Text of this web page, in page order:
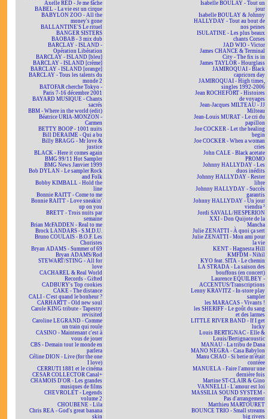
Axelle RED - Je me fâche
BABEL - La vie est un cirque
BABYLON ZOO - All the
money's gone
BALLANTINE'S Le rituel
BANGER SISTERS
BAOBAB - 3 mix dub
BARCLAY - ISLAND -
Opération Libération
BARCLAY - ISLAND [bleu]
BARCLAY - ISLAND [crème]
BARCLAY - ISLAND [orange]
BARCLAY - Tous les talents du
monde 2
BATOFAR cherche Tokyo -
Paris 7-16 décembre 2001
BAYARD MUSIQUE - Chants
sacrés
BBM - Where in the world (edit)
Béatrice URIA-MONZON -
Carmen
BETTY BOOP - 1001 nuits
Bill DERAIME - Qui a bu
Billy BRAGG - Mr love &
justice
BLACK - Here it comes again
BMG 99/11 Hot Sampler
BMG News Janvier 1999
Bob DYLAN - Le sampler Rock
and Folk
Bobby KIMBALL - Hold the
line
Bonnie RAITT - Come to me
Bonnie RAITT - Love sneakin'
up on you
BRETT - Trois nuits par
semaine
Brian McFADDEN - Real to me
Brock LANDARS - S.M.D.U.
Bruno COULAIS - B.O.F. Les
Choristes
Bryan ADAMS - Summer of 69
Bryan ADAMS/Rod
STEWART/STING - All for
love
CACHAREL & Real World
Records - Gifted
CADBURY's Top cookies
CAKE - The distance
CALI - C'est quand le bonheur ?
CARHARTT - Old new soul
Carole KING tribute - Tapestry
revisited
Caroline LEGRAND - Comme
un train qui roule
CASINO - Maintenant c'est à
vous de jouer
CBS - Demain tout le monde en
parlera
Céline DION - Live (for the one
I love)
CERRUTI 1881 et le cinéma
CESAR COLLECTOR Canal+
CHAMOIS D'OR - Les grandes
musiques de films
CHEVROLET - Legends
volume 2
CHOUBENE - Lila
Chris REA - God's great banana
skin
Isabelle BOULAY - Tout un
jour
Isabelle BOULAY & Johnny
HALLYDAY - Tout au bout de
nos peines
ISULATINE - Les plus beaux
chants Corses
JAD WIO - Victor
James CHANCE & Terminal
City - The fix is in
James TAYLOR - Hourglass
JAMIROQUAI - Black
capricorn day
JAMIROQUAI - High times,
singles 1992-2006
Jean ROCHEFORT - Histoires
de voyages
Jean-Jacques MILTEAU - JJ
Milteau
Jean-Louis MURAT - Le cri du
papillon
Joe COCKER - Let the healing
begin
Joe COCKER - When a woman
cries
John CALE - Black acetate
PROMO
Johnny HALLYDAY - Les
duos inédits
Johnny HALLYDAY - Rester
libre
Johnny HALLYDAY - Succès
garantis
Johnny HALLYDAY - Un jour
viendra ²
Jordi SAVALL/HESPERION
XXI - Don Quijote de la
Mancha
Julie ZENATTI - À quoi ça sert
Julie ZENATTI - Mon ami pour
la vie
KENT - Hagnesta Hill
KMFDM - Nihil
KYO feat. SITA - Le chemin
LA STRADA - La saison des
bouffons (en concert)
Laurence EQUILBEY -
ACCENTUS/Transcriptions
Lenny KRAVITZ - In-store play
sampler
les MARACAS - Vivants !
les SHERIFF - Le goût du sang
et des larmes
LITTLE RIVER BAND - If I get
lucky
Louis BERTIGNAC - Elle &
Louis/Bertignacoustic
MANAU - La tribu de Dana
MANO NEGRA - Casa Babylon
Manu CHAO - Si berie m'était
contéee
MANUELA - Faire l'amour une
dernière fois
Martine ST-CLAIR & Gino
VANNELLI - L'amour est loi
MASSILIA SOUND SYSTEM -
Pas d'arrangement
Matthieu MARTOURET
BOUNCE TRIO - Small streams
big rivers